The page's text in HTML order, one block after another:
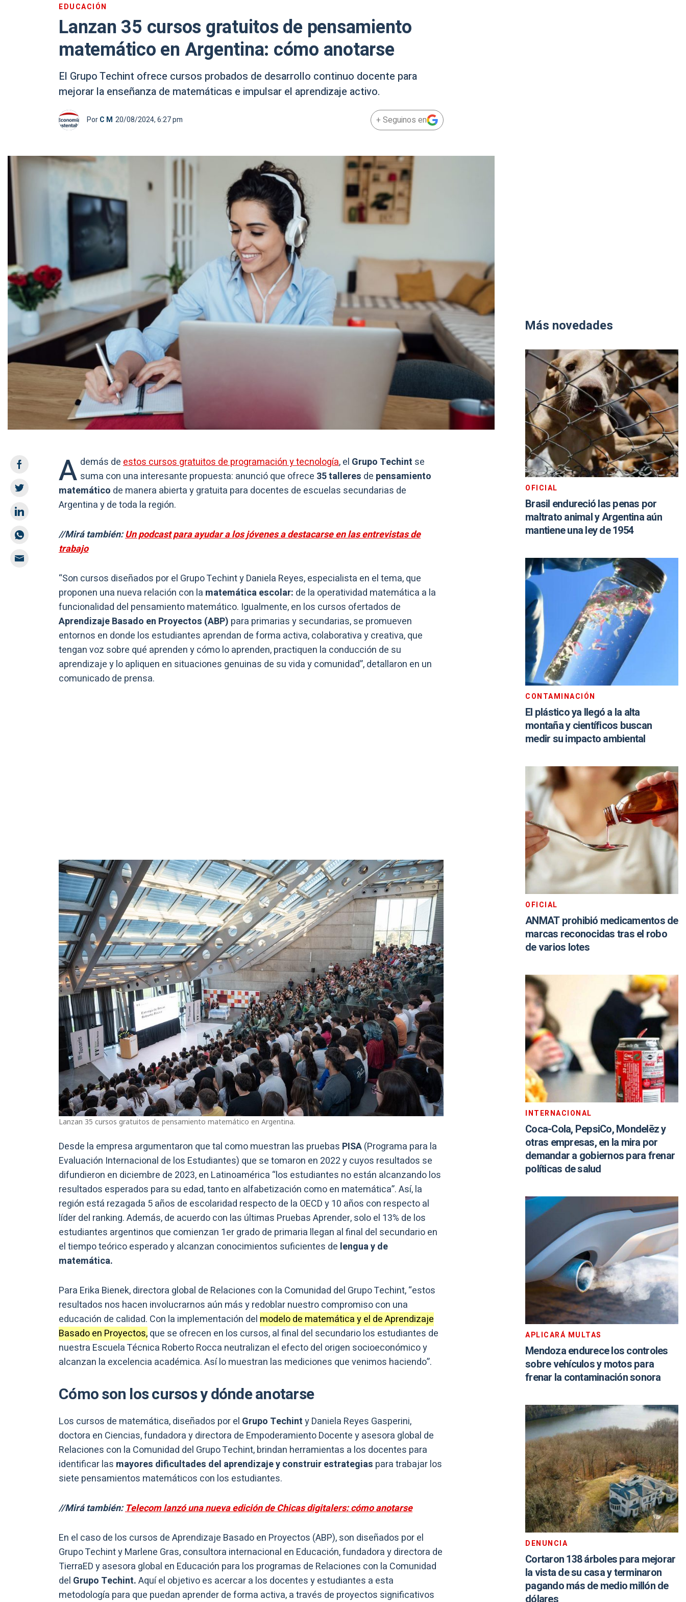
EDUCACIÓN
Lanzan 35 cursos gratuitos de pensamiento
matemático en Argentina: cómo anotarse
El Grupo Techint ofrece cursos probados de desarrollo continuo docente para
mejorar la enseñanza de matemáticas e impulsar el aprendizaje activo.
PorC M 20/08/2024, 6:27 pm + Seguinos en
A demás deestos cursos gratuitos de programación y tecnología, el Grupo Techint se
suma con una interesante propuesta: anunció que ofrece 35 talleres de pensamiento
matemático de manera abierta y gratuita para docentes de escuelas secundarias de
Argentina y de toda la región.
//Mirá también:Un podcast para ayudar a los jóvenes a destacarse en las entrevistas de
trabajo
“Son cursos diseñados por el Grupo Techint y Daniela Reyes, especialista en el tema, que
proponen una nueva relación con la matemática escolar: de la operatividad matemática a la
funcionalidad del pensamiento matemático. Igualmente, en los cursos ofertados de
Aprendizaje Basado en Proyectos (ABP) para primarias y secundarias, se promueven
entornos en donde los estudiantes aprendan de forma activa, colaborativa y creativa, que
tengan voz sobre qué aprenden y cómo lo aprenden, practiquen la conducción de su
aprendizaje y lo apliquen en situaciones genuinas de su vida y comunidad”, detallaron en un
comunicado de prensa.
Lanzan 35 cursos gratuitos de pensamiento matemático en Argentina.
Desde la empresa argumentaron que tal como muestran las pruebas PISA(Programa para la
Evaluación Internacional de los Estudiantes) que se tomaron en 2022 y cuyos resultados se
difundieron en diciembre de 2023, en Latinoamérica “los estudiantes no están alcanzando los
resultados esperados para su edad, tanto en alfabetización como en matemática”. Así, la
región está rezagada 5 años de escolaridad respecto de la OECD y 10 años con respecto al
líder del ranking. Además, de acuerdo con las últimas Pruebas Aprender, solo el 13% de los
estudiantes argentinos que comienzan 1er grado de primaria llegan al final del secundario en
el tiempo teórico esperado y alcanzan conocimientos suficientes de lengua y de
matemática.
Para Erika Bienek, directora global de Relaciones con la Comunidad del Grupo Techint, “estos
resultados nos hacen involucrarnos aún más y redoblar nuestro compromiso con una
educación de calidad. Con la implementación del modelo de matemática y el de Aprendizaje
Basado en Proyectos,que se ofrecen en los cursos, al final del secundario los estudiantes de
nuestra Escuela Técnica Roberto Rocca neutralizan el efecto del origen socioeconómico y
alcanzan la excelencia académica. Así lo muestran las mediciones que venimos haciendo”.
Cómo son los cursos y dónde anotarse
Los cursos de matemática, diseñados por el Grupo Techinty Daniela Reyes Gasperini,
doctora en Ciencias, fundadora y directora de Empoderamiento Docente y asesora global de
Relaciones con la Comunidad del Grupo Techint, brindan herramientas a los docentes para
identificar las mayores dificultades del aprendizaje y construir estrategias para trabajar los
siete pensamientos matemáticos con los estudiantes.
//Mirá también:Telecom lanzó una nueva edición de Chicas digitalers: cómo anotarse
En el caso de los cursos de Aprendizaje Basado en Proyectos (ABP), son diseñados por el
Grupo Techint y Marlene Gras, consultora internacional en Educación, fundadora y directora de
TierraED y asesora global en Educación para los programas de Relaciones con la Comunidad
del Grupo Techint.Aquí el objetivo es acercar a los docentes y estudiantes a esta
metodología para que puedan aprender de forma activa, a través de proyectos significativos
Más novedades
OFICIAL
Brasil endureció las penas por
maltrato animal y Argentina aún
mantiene una ley de 1954
CONTAMINACIÓN
El plástico ya llegó a la alta
montaña y científicos buscan
medir su impacto ambiental
OFICIAL
ANMAT prohibió medicamentos de
marcas reconocidas tras el robo
de varios lotes
INTERNACIONAL
Coca-Cola, PepsiCo, Mondelēz y
otras empresas, en la mira por
demandar a gobiernos para frenar
políticas de salud
APLICARÁ MULTAS
Mendoza endurece los controles
sobre vehículos y motos para
frenar la contaminación sonora
DENUNCIA
Cortaron 138 árboles para mejorar
la vista de su casa y terminaron
pagando más de medio millón de